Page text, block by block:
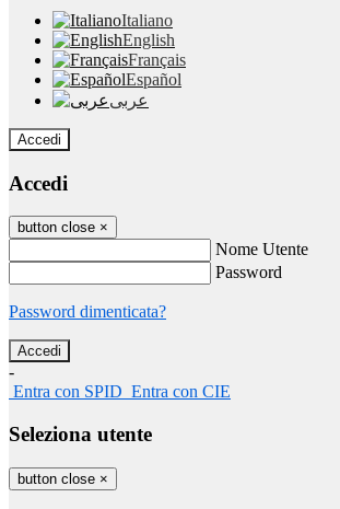
Italiano
English
Français
Español
عربى
Accedi
Accedi
button close ×
Nome Utente
Password
Password dimenticata?
-
Entra con SPID Entra con CIE
Seleziona utente
button close ×